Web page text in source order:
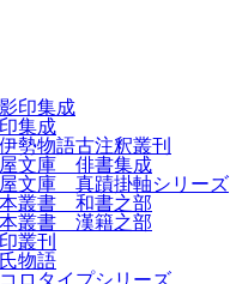
印集成
集成
勢物語古注釈叢刊
文庫 俳書集成
文庫 真蹟掛軸シリーズ
叢書 和書之部
叢書 漢籍之部
叢刊
物語
ロタイプシリーズ